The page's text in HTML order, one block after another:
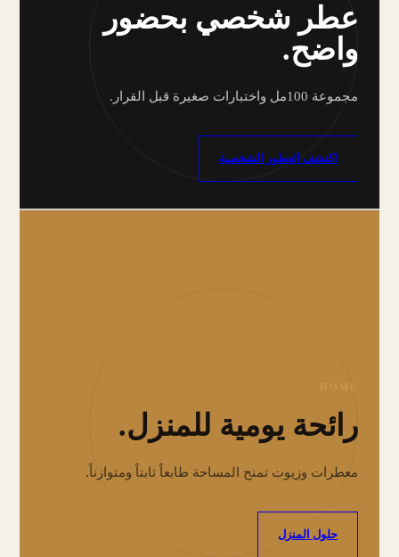
عطر شخصي بحضور
واضح.
مجموعة 100مل واختبارات صغيرة قبل القرار.
اكتشف العطور الشخصية
HOME
رائحة يومية للمنزل.
معطرات وزيوت تمنح المساحة طابعاً ثابتاً ومتوازناً.
حلول المنزل